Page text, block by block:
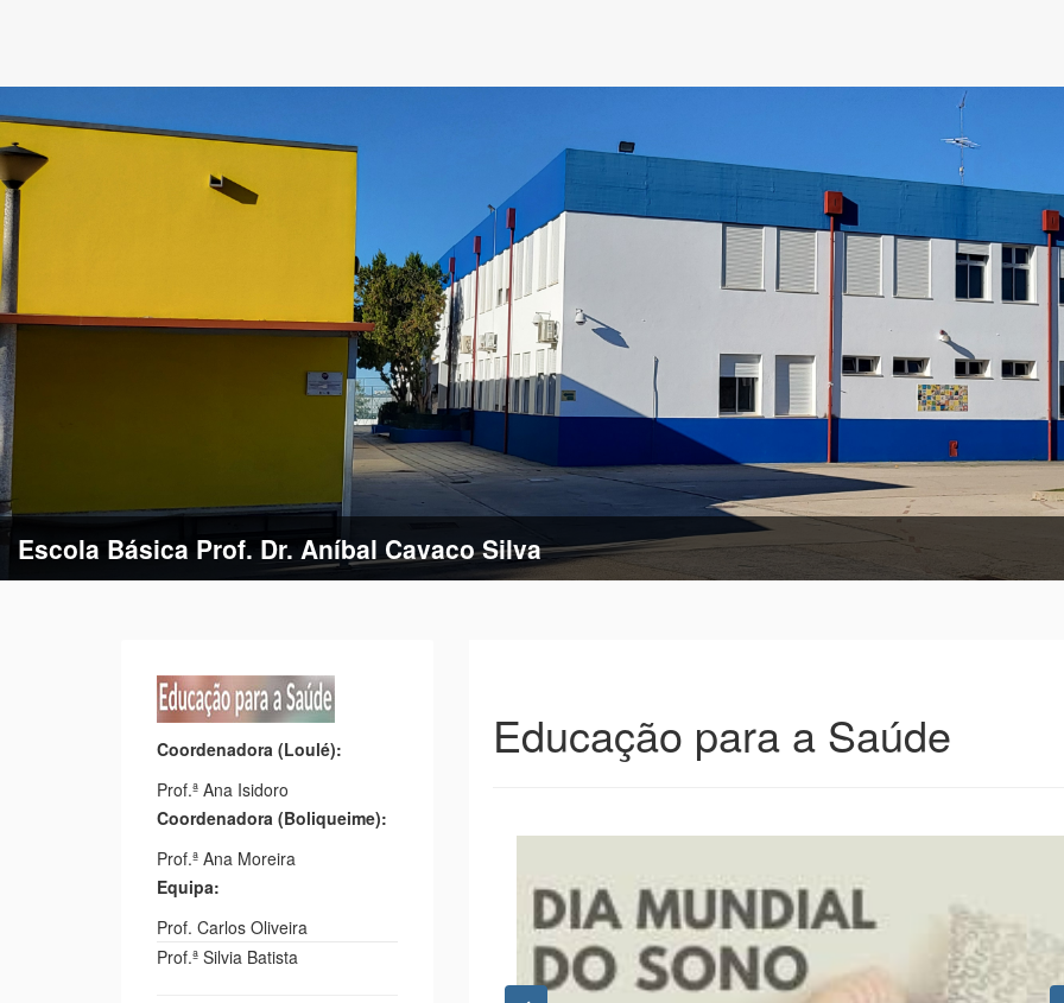
Escola Básica Prof. Dr. Aníbal Cavaco Silva
Escola Básica de Estação
Coordenadora (Loulé):
Prof.ª Ana Isidoro
Coordenadora (Boliqueime):
Prof.ª Ana Moreira
Equipa:
Prof. Carlos Oliveira
Prof.ª Silvia Batista
Educação para a Saúde